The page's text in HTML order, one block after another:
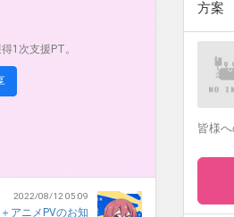
1次支援PT。
2022/08/12 05:09
アニメPVのお知
方案
皆様